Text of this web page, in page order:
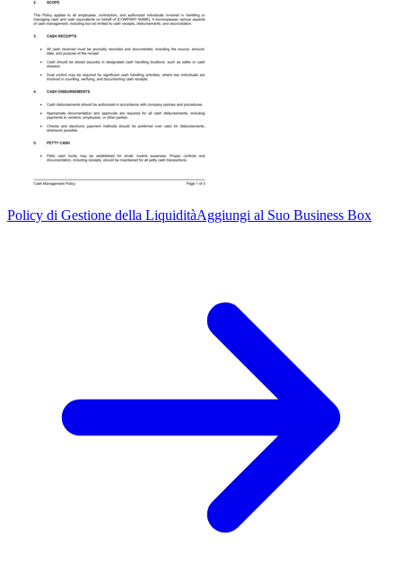
Policy di Gestione della LiquiditàAggiungi al Suo Business Box